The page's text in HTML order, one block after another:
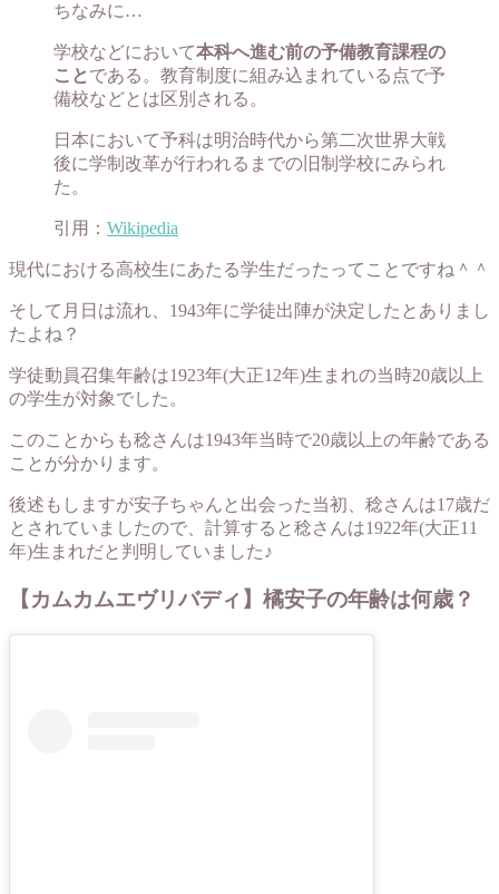
ちなみに…
学校などにおいて本科へ進む前の予備教育課程の
ことである。教育制度に組み込まれている点で予
備校などとは区別される。
日本において予科は明治時代から第二次世界大戦
後に学制改革が行われるまでの旧制学校にみられ
た。
引用： Wikipedia
現代における高校生にあたる学生だったってことですね＾＾
そして月日は流れ、1943年に学徒出陣が決定したとありまし
たよね？
学徒動員召集年齢は1923年(大正12年)生まれの当時20歳以上
の学生が対象でした。
このことからも稔さんは1943年当時で20歳以上の年齢である
ことが分かります。
後述もしますが安子ちゃんと出会った当初、稔さんは17歳だ
とされていましたので、計算すると稔さんは1922年(大正11
年)生まれだと判明していました♪
【カムカムエヴリバディ】橘安子の年齢は何歳？